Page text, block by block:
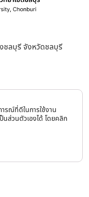
ชลบุรี จังหวัดชลบุรี
ารณ์ที่ดีในการใช้งาน
ส่วนตัวเองได้ โดยคลิก